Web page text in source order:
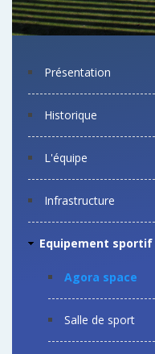
Présentation
Historique
L'équipe
Infrastructure
Equipement sportif
Agora space
Salle de sport